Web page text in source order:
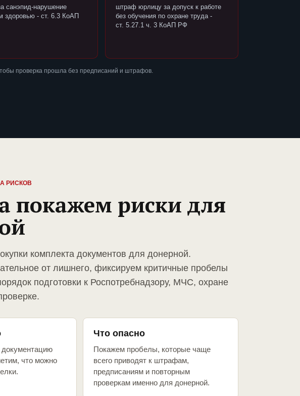
санэпид-нарушение
здоровью - ст. 6.3 КоАП
штраф юрлицу за допуск к работе
без обучения по охране труда -
ст. 5.27.1 ч. 3 КоАП РФ
проверка прошла без предписаний и штрафов.
РИСКОВ
покажем риски для
комплекта документов для донерной.
от лишнего, фиксируем критичные пробелы
подготовки к Роспотребнадзору, МЧС, охране
что можно
Что опасно
Покажем пробелы, которые чаще
всего приводят к штрафам,
предписаниям и повторным
проверкам именно для донерной.